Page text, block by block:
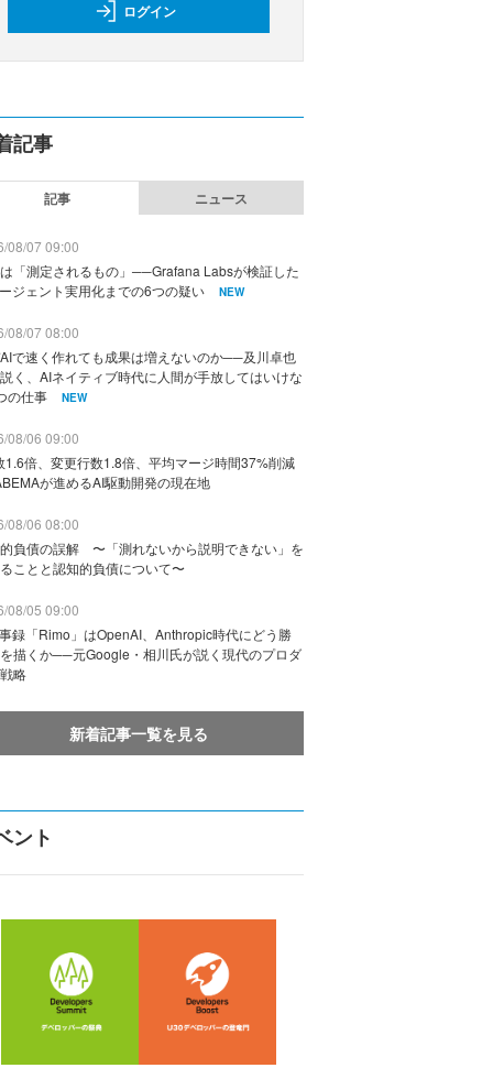
ログイン
記事
記事 ニュース
08/07 09:00
「測定されるもの」──Grafana Labsが検証した
ジェント実用化までの6つの疑い
NEW
08/07 08:00
で速く作れても成果は増えないのか──及川卓也
く、AIネイティブ時代に人間が手放してはいけな
の仕事
NEW
08/06 09:00
1.6倍、変更行数1.8倍、平均マージ時間37%削減
が進めるAI駆動開発の現在地
08/06 08:00
負債の誤解 〜「測れないから説明できない」を
ことと認知的負債について〜
08/05 09:00
録「Rimo」はOpenAI、Anthropic時代にどう勝
描くか──元Google・相川氏が説く現代のプロダ
略
新着記事一覧を見る
ント